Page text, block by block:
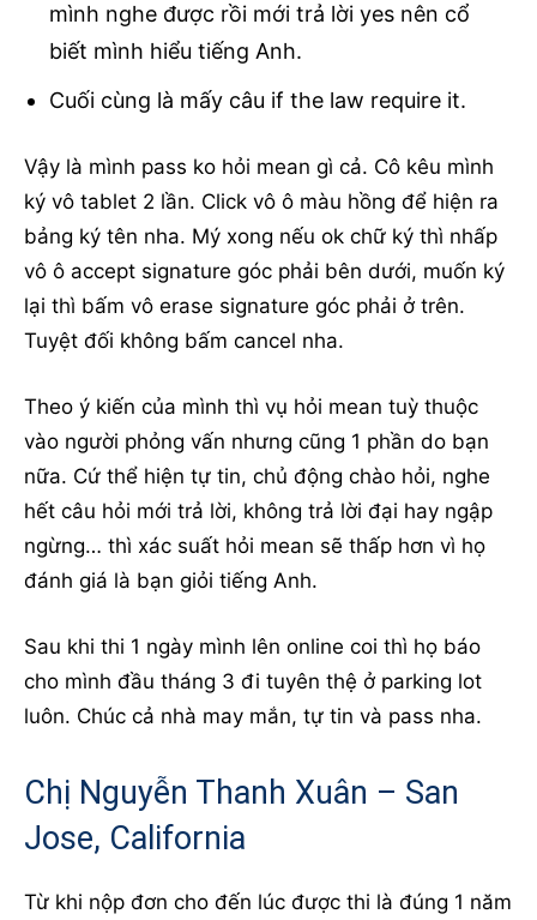
mình nghe được rồi mới trả lời yes nên cổ
biết mình hiểu tiếng Anh.
Cuối cùng là mấy câu if the law require it.
Vậy là mình pass ko hỏi mean gì cả. Cô kêu mình
ký vô tablet 2 lần. Click vô ô màu hồng để hiện ra
bảng ký tên nha. Mý xong nếu ok chữ ký thì nhấp
vô ô accept signature góc phải bên dưới, muốn ký
lại thì bấm vô erase signature góc phải ở trên.
Tuyệt đối không bấm cancel nha.
Theo ý kiến của mình thì vụ hỏi mean tuỳ thuộc
vào người phỏng vấn nhưng cũng 1 phần do bạn
nữa. Cứ thể hiện tự tin, chủ động chào hỏi, nghe
hết câu hỏi mới trả lời, không trả lời đại hay ngập
ngừng… thì xác suất hỏi mean sẽ thấp hơn vì họ
đánh giá là bạn giỏi tiếng Anh.
Sau khi thi 1 ngày mình lên online coi thì họ báo
cho mình đầu tháng 3 đi tuyên thệ ở parking lot
luôn. Chúc cả nhà may mắn, tự tin và pass nha.
Chị Nguyễn Thanh Xuân – San
Jose, California
Từ khi nộp đơn cho đến lúc được thi là đúng 1 năm